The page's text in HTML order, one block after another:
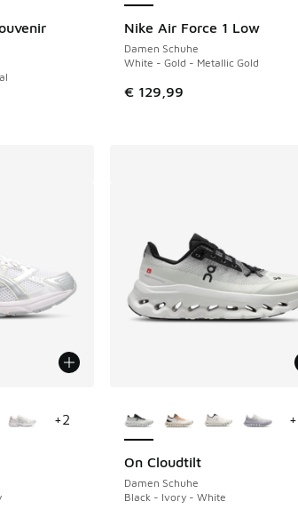
Nike Air Force 1 Low
Damen Schuhe
White - Gold - Metallic Gold
€ 129,99
+2
On Cloudtilt
Damen Schuhe
Black - Ivory - White
+